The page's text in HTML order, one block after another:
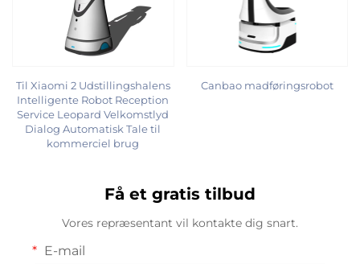
Til Xiaomi 2 Udstillingshalens
Intelligente Robot Reception
Service Leopard Velkomstlyd
Dialog Automatisk Tale til
kommerciel brug
Canbao madføringsrobot
Få et gratis tilbud
Vores repræsentant vil kontakte dig snart.
E-mail